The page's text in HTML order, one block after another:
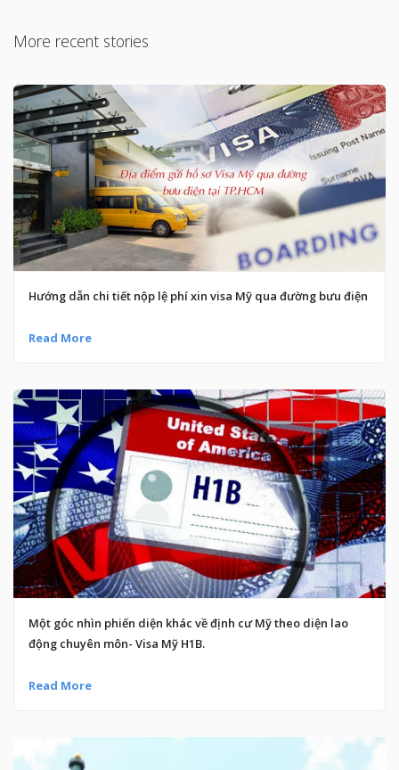
More recent stories
Hướng dẫn chi tiết nộp lệ phí xin visa Mỹ qua đường bưu điện
Read More
Một góc nhìn phiến diện khác về định cư Mỹ theo diện lao
động chuyên môn- Visa Mỹ H1B.
Read More